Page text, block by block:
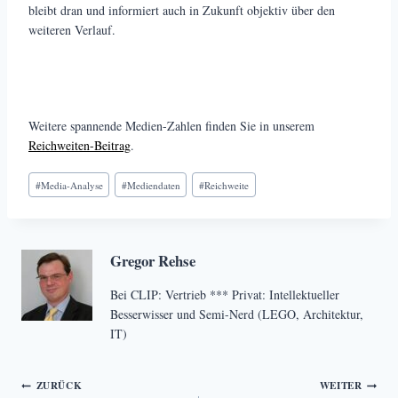
bleibt dran und informiert auch in Zukunft objektiv über den
weiteren Verlauf.
Weitere spannende Medien-Zahlen finden Sie in unserem
Reichweiten-Beitrag.
Schlagworte:
#Media-Analyse #Mediendaten #Reichweite
Gregor Rehse
Bei CLIP: Vertrieb *** Privat: Intellektueller
Besserwisser und Semi-Nerd (LEGO, Architektur,
IT)
Beitragsnavigation
ZURÜCK WEITER